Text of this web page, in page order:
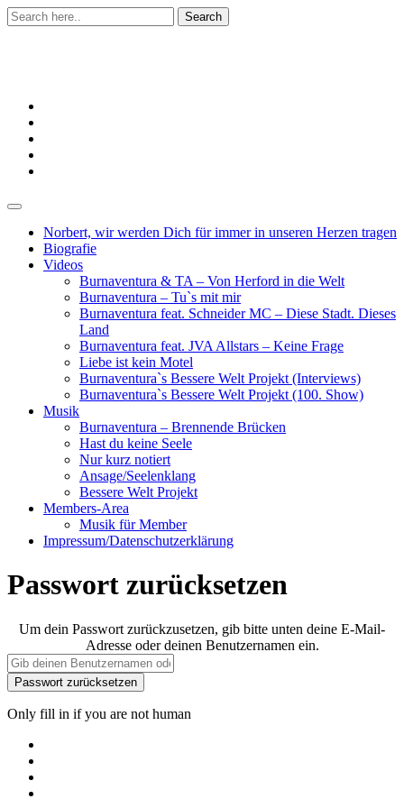
Skip
to
Norbert, wir werden Dich für immer in unseren Herzen tragen
Biografie
Videos
Burnaventura & TA – Von Herford in die Welt
Burnaventura – Tu`s mit mir
Burnaventura feat. Schneider MC – Diese Stadt. Dieses
Land
Burnaventura feat. JVA Allstars – Keine Frage
Liebe ist kein Motel
Burnaventura`s Bessere Welt Projekt (Interviews)
Burnaventura`s Bessere Welt Projekt (100. Show)
Musik
Burnaventura – Brennende Brücken
Hast du keine Seele
Nur kurz notiert
Ansage/Seelenklang
Bessere Welt Projekt
Members-Area
Musik für Member
Impressum/Datenschutzerklärung
Passwort zurücksetzen
Um dein Passwort zurückzusetzen, gib bitte unten deine E-Mail-
Adresse oder deinen Benutzernamen ein.
Only fill in if you are not human